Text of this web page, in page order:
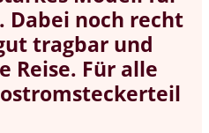
Dabei noch recht
tragbar und
Reise. Für alle